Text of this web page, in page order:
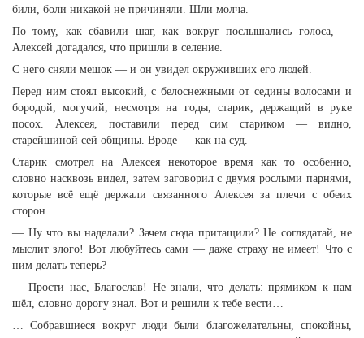
били, боли никакой не причиняли. Шли молча.
По тому, как сбавили шаг, как вокруг послышались голоса, —
Алексей догадался, что пришли в селение.
С него сняли мешок — и он увидел окруживших его людей.
Перед ним стоял высокий, с белоснежными от седины волосами и
бородой, могучий, несмотря на годы, старик, держащий в руке
посох. Алексея, поставили перед сим стариком — видно,
старейшиной сей общины. Вроде — как на суд.
Старик смотрел на Алексея некоторое время как то особенно,
словно насквозь видел, затем заговорил с двумя рослыми парнями,
которые всё ещё держали связанного Алексея за плечи с обеих
сторон.
— Ну что вы наделали? Зачем сюда притащили? Не соглядатай, не
мыслит злого! Вот любуйтесь сами — даже страху не имеет! Что с
ним делать теперь?
— Прости нас, Благослав! Не знали, что делать: прямиком к нам
шёл, словно дорогу знал. Вот и решили к тебе вести…
… Собравшиеся вокруг люди были благожелательны, спокойны,